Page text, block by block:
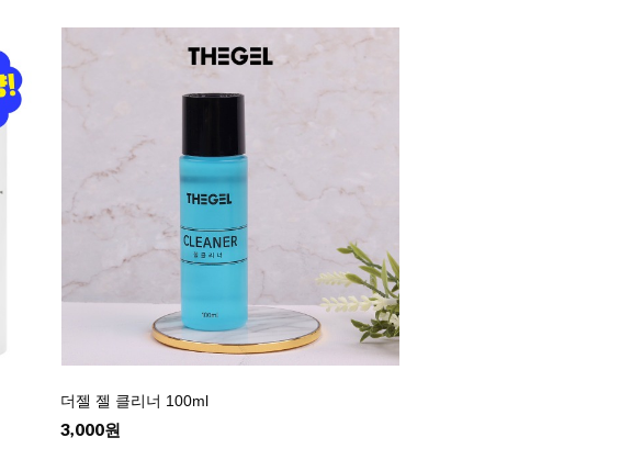
더젤 젤 클리너 100ml
3,000원